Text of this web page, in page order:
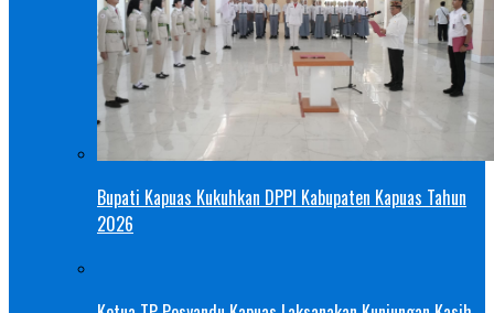
Bupati Kapuas Kukuhkan DPPI Kabupaten Kapuas Tahun
2026